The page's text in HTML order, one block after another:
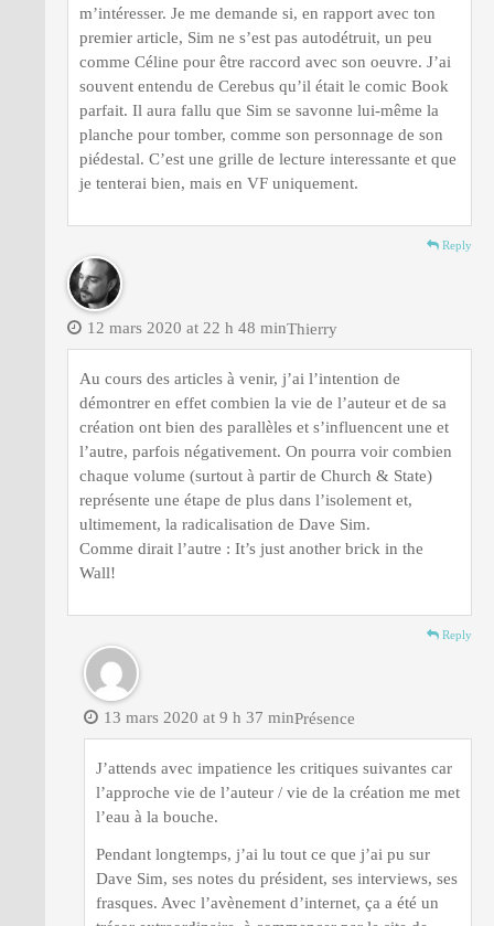
m’intéresser. Je me demande si, en rapport avec ton
premier article, Sim ne s’est pas autodétruit, un peu
comme Céline pour être raccord avec son oeuvre. J’ai
souvent entendu de Cerebus qu’il était le comic Book
parfait. Il aura fallu que Sim se savonne lui-même la
planche pour tomber, comme son personnage de son
piédestal. C’est une grille de lecture interessante et que
je tenterai bien, mais en VF uniquement.
Reply
Thierry
12 mars 2020 at 22 h 48 min
Au cours des articles à venir, j’ai l’intention de
démontrer en effet combien la vie de l’auteur et de sa
création ont bien des parallèles et s’influencent une et
l’autre, parfois négativement. On pourra voir combien
chaque volume (surtout à partir de Church & State)
représente une étape de plus dans l’isolement et,
ultimement, la radicalisation de Dave Sim.
Comme dirait l’autre : It’s just another brick in the
Wall!
Reply
Présence
13 mars 2020 at 9 h 37 min
J’attends avec impatience les critiques suivantes car
l’approche vie de l’auteur / vie de la création me met
l’eau à la bouche.
Pendant longtemps, j’ai lu tout ce que j’ai pu sur
Dave Sim, ses notes du président, ses interviews, ses
frasques. Avec l’avènement d’internet, ça a été un